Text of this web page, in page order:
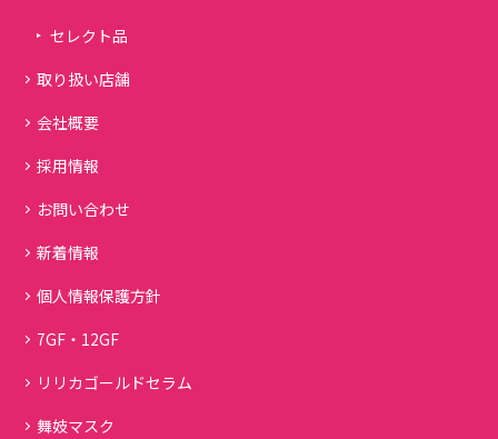
セレクト品
取り扱い店舗
会社概要
採用情報
お問い合わせ
新着情報
個人情報保護方針
7GF・12GF
リリカゴールドセラム
舞妓マスク